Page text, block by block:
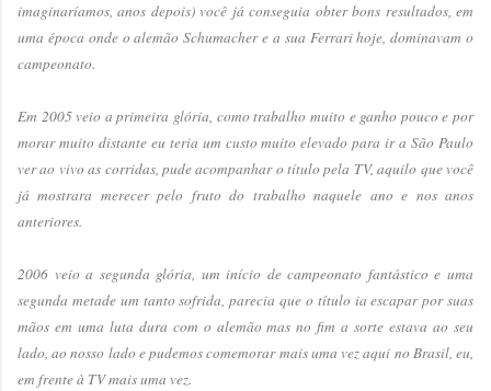
imaginaríamos, anos depois) você já conseguia obter bons resultados, em
uma época onde o alemão Schumacher e a sua Ferrari hoje, dominavam o
campeonato.
Em 2005 veio a primeira glória, como trabalho muito e ganho pouco e por
morar muito distante eu teria um custo muito elevado para ir a São Paulo
ver ao vivo as corridas, pude acompanhar o título pela TV, aquilo que você
já mostrara merecer pelo fruto do trabalho naquele ano e nos anos
anteriores.
2006 veio a segunda glória, um início de campeonato fantástico e uma
segunda metade um tanto sofrida, parecia que o título ia escapar por suas
mãos em uma luta dura com o alemão mas no fim a sorte estava ao seu
lado, ao nosso lado e pudemos comemorar mais uma vez aqui no Brasil, eu,
em frente à TV mais uma vez.